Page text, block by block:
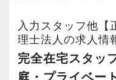
・繁忙期も月30～
・男性の育休取得率
・テレワーク導入済
・全席デュアルモニ
入力スタッフ他【
理士法人の求人情
完全在宅スタッ
庭・プライベー